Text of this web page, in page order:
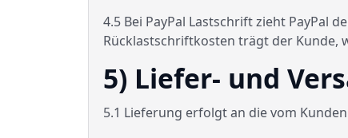
4.5 Bei PayPal Lastschrift zieht PayPal
Rücklastschriftkosten trägt der Kunde,
5) Liefer- und
5.1 Lieferung erfolgt an die vom